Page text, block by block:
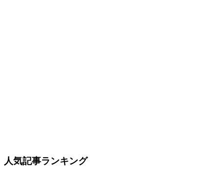
人気記事ランキング